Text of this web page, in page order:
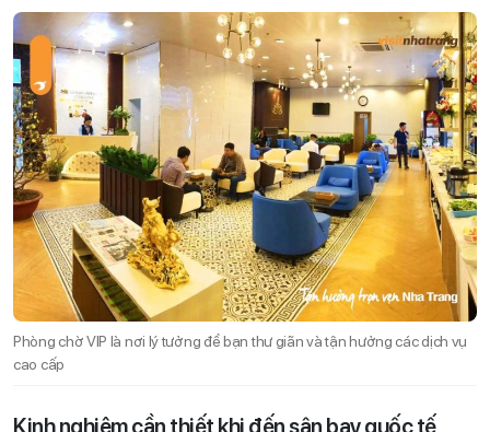
Phòng chờ VIP là nơi lý tưởng để bạn thư giãn và tận hưởng các dịch vụ
cao cấp
Kinh nghiệm cần thiết khi đến sân bay quốc tế